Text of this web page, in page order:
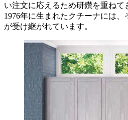
い注文に応えるため研鑽を重ねて
1976年に生まれたクチーナには
が受け継がれています。